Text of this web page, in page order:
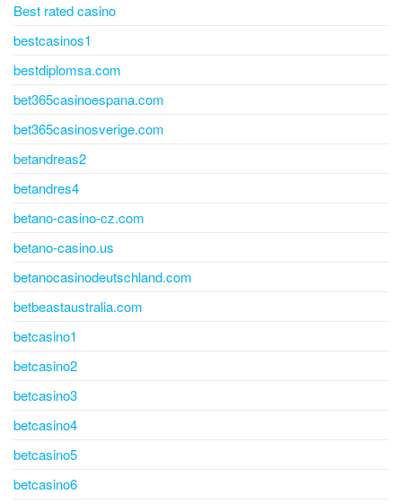
Best rated casino
bestcasinos1
bestdiplomsa.com
bet365casinoespana.com
bet365casinosverige.com
betandreas2
betandres4
betano-casino-cz.com
betano-casino.us
betanocasinodeutschland.com
betbeastaustralia.com
betcasino1
betcasino2
betcasino3
betcasino4
betcasino5
betcasino6